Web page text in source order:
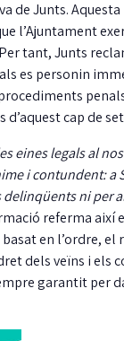
de Junts.
l’Ajuntament
tant, Junts
es personin
cap de
eines legals al
i contundent: a
ni per
referma així
en l’ordre, el
dels veïns i els
garantit per